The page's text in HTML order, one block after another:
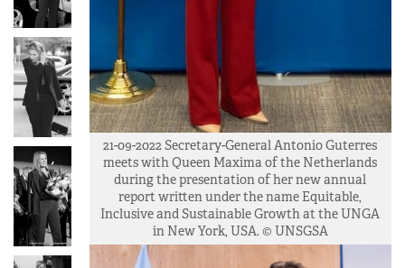
21-09-2022 Secretary-General Antonio Guterres
meets with Queen Maxima of the Netherlands
during the presentation of her new annual
report written under the name Equitable,
Inclusive and Sustainable Growth at the UNGA
in New York, USA. © UNSGSA